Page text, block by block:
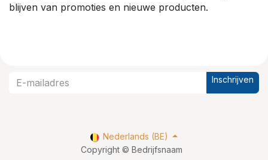
blijven van promoties en nieuwe producten.
Inschrijven
Copyright © Bedrijfsnaam
Nederlands (BE)